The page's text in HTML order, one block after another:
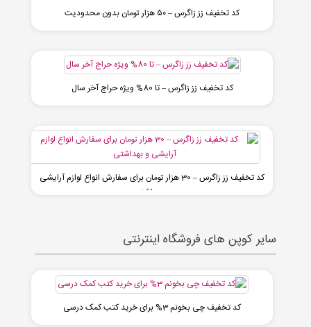
کد تخفیف زز زاگرس – ۵۰ هزار تومان بدون محدودیت
کد تخفیف زز زاگرس – تا 80% ویژه حراج آخر سال
کد تخفیف زز زاگرس – 30 هزار تومان برای سفارش انواع لوازم آرایشی
و بهداشتی
سایر کوپن های فروشگاه اینترنتی
کد تخفیف چی بخونم 3% برای خرید کتب کمک درسی